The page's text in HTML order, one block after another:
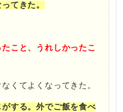
てきた。
こと、うれしかったこ
くてよくなってきた。
する。外でご飯を食べ